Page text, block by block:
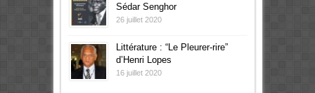
Sédar Senghor
26 juillet 2020
Littérature : “Le Pleurer-rire”
d’Henri Lopes
16 juillet 2020